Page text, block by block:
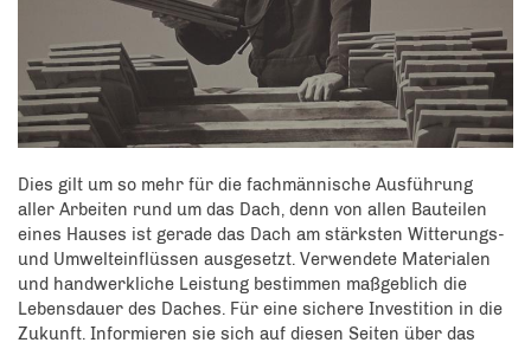
Dies gilt um so mehr für die fachmännische Ausführung
aller Arbeiten rund um das Dach, denn von allen Bauteilen
eines Hauses ist gerade das Dach am stärksten Witterungs-
und Umwelteinflüssen ausgesetzt. Verwendete Materialen
und handwerkliche Leistung bestimmen maßgeblich die
Lebensdauer des Daches. Für eine sichere Investition in die
Zukunft. Informieren sie sich auf diesen Seiten über das